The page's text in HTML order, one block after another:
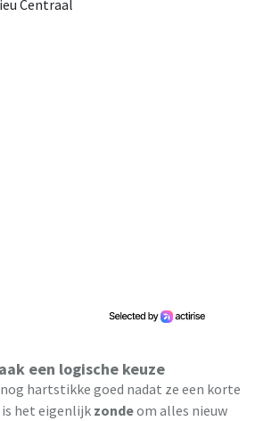
Centraal
een logische keuze
hartstikke goed nadat ze een korte
het eigenlijk zondeom alles nieuw